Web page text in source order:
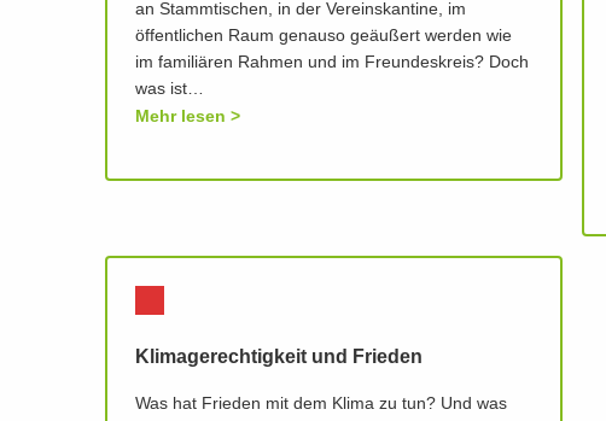
an Stammtischen, in der Vereinskantine, im
öffentlichen Raum genauso geäußert werden wie
im familiären Rahmen und im Freundeskreis? Doch
was ist…
Mehr lesen
Klimagerechtigkeit und Frieden
Was hat Frieden mit dem Klima zu tun? Und was